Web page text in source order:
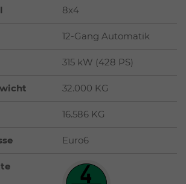
8x4
12-Gang Automatik
315 kW (428 PS)
32.000 KG
16.586 KG
Euro6